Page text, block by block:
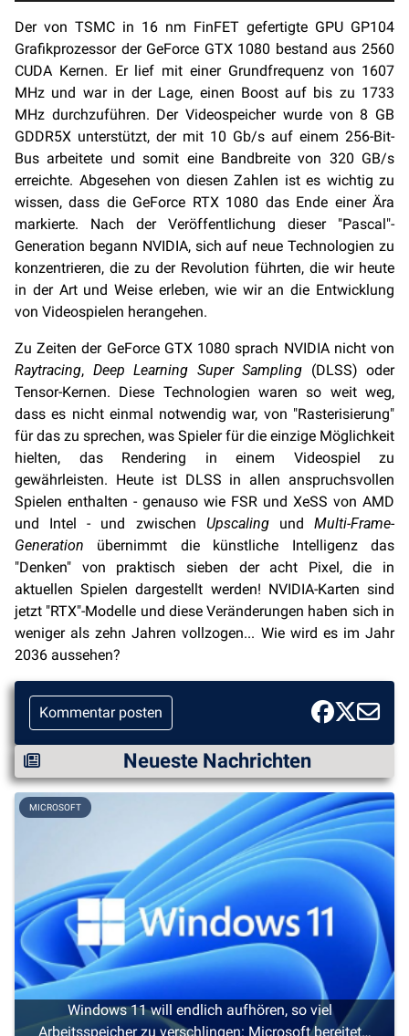
Der von TSMC in 16 nm FinFET gefertigte GPU GP104
Grafikprozessor der GeForce GTX 1080 bestand aus 2560
CUDA Kernen. Er lief mit einer Grundfrequenz von 1607
MHz und war in der Lage, einen Boost auf bis zu 1733
MHz durchzuführen. Der Videospeicher wurde von 8 GB
GDDR5X unterstützt, der mit 10 Gb/s auf einem 256-Bit-
Bus arbeitete und somit eine Bandbreite von 320 GB/s
erreichte. Abgesehen von diesen Zahlen ist es wichtig zu
wissen, dass die GeForce RTX 1080 das Ende einer Ära
markierte. Nach der Veröffentlichung dieser "Pascal"-
Generation begann NVIDIA, sich auf neue Technologien zu
konzentrieren, die zu der Revolution führten, die wir heute
in der Art und Weise erleben, wie wir an die Entwicklung
von Videospielen herangehen.
Zu Zeiten der GeForce GTX 1080 sprach NVIDIA nicht von
Raytracing, Deep Learning Super Sampling (DLSS) oder
Tensor-Kernen. Diese Technologien waren so weit weg,
dass es nicht einmal notwendig war, von "Rasterisierung"
für das zu sprechen, was Spieler für die einzige Möglichkeit
hielten, das Rendering in einem Videospiel zu
gewährleisten. Heute ist DLSS in allen anspruchsvollen
Spielen enthalten - genauso wie FSR und XeSS von AMD
und Intel - und zwischen UpscalingundMulti-Frame-
Generation übernimmt die künstliche Intelligenz das
"Denken" von praktisch sieben der acht Pixel, die in
aktuellen Spielen dargestellt werden! NVIDIA-Karten sind
jetzt "RTX"-Modelle und diese Veränderungen haben sich in
weniger als zehn Jahren vollzogen... Wie wird es im Jahr
2036 aussehen?
Kommentar posten
Neueste Nachrichten
Windows 11 will endlich aufhören, so viel
Arbeitsspeicher zu verschlingen: Microsoft bereitet
MICROSOFT